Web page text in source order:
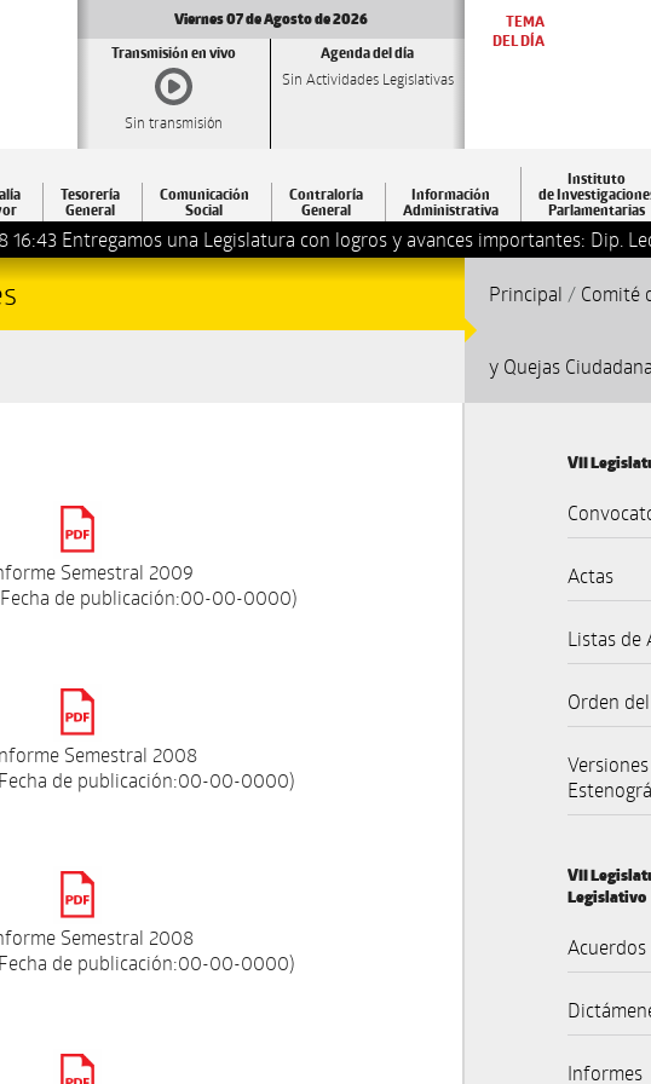
Viernes 07 de Agosto de 2026
Transmisión en vivo
Sin transmisión
Agenda del día
Sin Actividades Legislativas
TEMA
DEL DÍA
Tesorería
General
Comunicación
Social
Contraloría
General
Información
Administrativa
Instituto
de
Parlamentarias
16:43 Entregamos una Legislatura con logros y avances importantes: Dip.
Principal / Comité
y Quejas
Semestral 2009
de publicación:00-00-0000)
Semestral 2008
de publicación:00-00-0000)
Semestral 2008
de publicación:00-00-0000)
VII
Actas
Listas de
Orden
Versiones
VII
Legislativo
Acuerdos
Informes